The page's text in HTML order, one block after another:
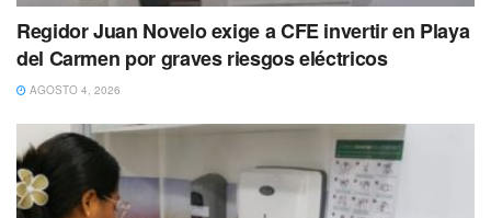
Regidor Juan Novelo exige a CFE invertir en Playa
del Carmen por graves riesgos eléctricos
AGOSTO 4, 2026